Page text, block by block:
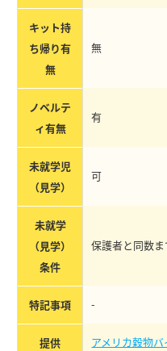
キット持
ち帰り有
無
無
ノベルテ
ィ有無
有
未就学児
（見学）
可
未就学
（見学）
条件
保護者と同数ま
特記事項 -
提供 アメリカ穀物